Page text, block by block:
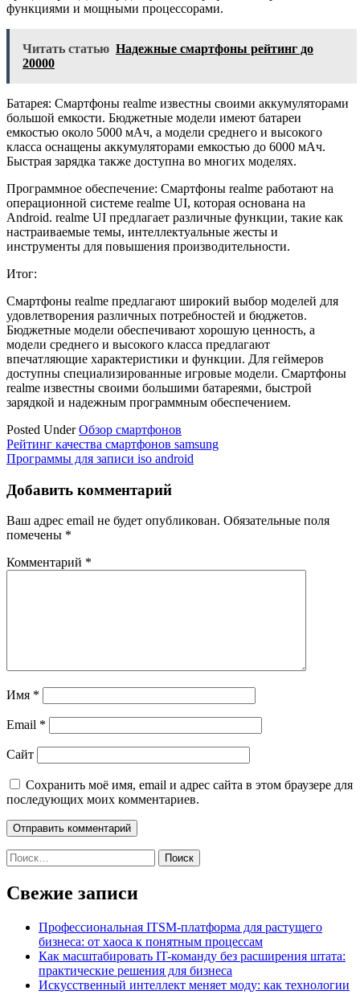
функциями и мощными процессорами.
Читать статью Надежные смартфоны рейтинг до
20000
Батарея: Смартфоны realme известны своими аккумуляторами
большой емкости. Бюджетные модели имеют батареи
емкостью около 5000 мАч, а модели среднего и высокого
класса оснащены аккумуляторами емкостью до 6000 мАч.
Быстрая зарядка также доступна во многих моделях.
Программное обеспечение: Смартфоны realme работают на
операционной системе realme UI, которая основана на
Android. realme UI предлагает различные функции, такие как
настраиваемые темы, интеллектуальные жесты и
инструменты для повышения производительности.
Итог:
Смартфоны realme предлагают широкий выбор моделей для
удовлетворения различных потребностей и бюджетов.
Бюджетные модели обеспечивают хорошую ценность, а
модели среднего и высокого класса предлагают
впечатляющие характеристики и функции. Для геймеров
доступны специализированные игровые модели. Смартфоны
realme известны своими большими батареями, быстрой
зарядкой и надежным программным обеспечением.
Posted UnderОбзор смартфонов
Навигация
по
записям
Рейтинг качества смартфонов samsung
Программы для записи iso android
Добавить комментарий
Ваш адрес email не будет опубликован. Обязательные поля
помечены *
Комментарий *
Имя *
Email *
Сайт
Сохранить моё имя, email и адрес сайта в этом браузере для
последующих моих комментариев.
Найти:
Свежие записи
Профессиональная ITSM-платформа для растущего
бизнеса: от хаоса к понятным процессам
Как масштабировать IT-команду без расширения штата:
практические решения для бизнеса
Искусственный интеллект меняет моду: как технологии